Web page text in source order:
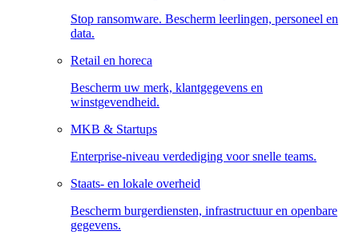
Stop ransomware. Bescherm leerlingen, personeel en
data.
Retail en horeca
Bescherm uw merk, klantgegevens en
winstgevendheid.
MKB & Startups
Enterprise-niveau verdediging voor snelle teams.
Staats- en lokale overheid
Bescherm burgerdiensten, infrastructuur en openbare
gegevens.